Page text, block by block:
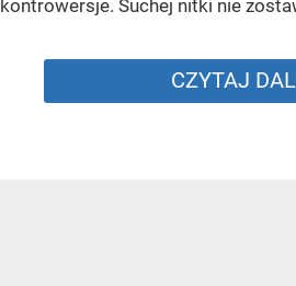
kontrowersje. Suchej nitki nie
CZYTAJ